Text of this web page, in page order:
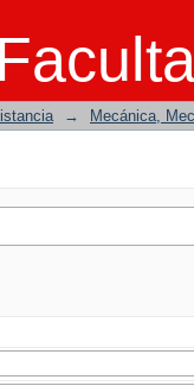
→ Mecánica,